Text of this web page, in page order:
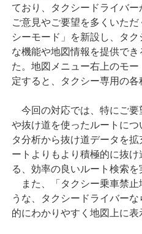
ており、タクシードライバ
ご意見やご要望を多くいた
シーモード」を新設し、タ
な機能や地図情報を提供で
た。地図メニュー右上のモ
定すると、タクシー専用の各
今回の対応では、特にご要
や抜け道を使ったルートに
タ分析から抜け道データを
ートよりもより積極的に抜
る、効率の良いルート検索を
また、「タクシー乗車禁止
うな、タクシードライバー
的にわかりやすく地図上に表